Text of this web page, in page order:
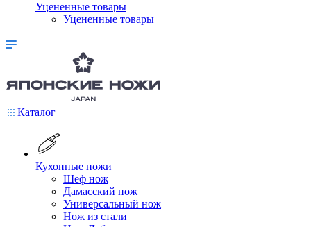
Уцененные товары
Уцененные товары
Каталог
Кухонные ножи
Шеф нож
Дамасский нож
Универсальный нож
Нож из стали